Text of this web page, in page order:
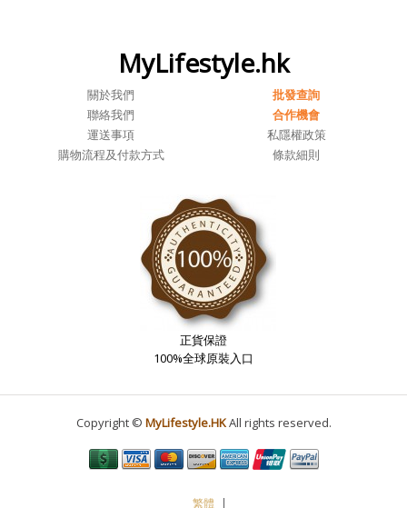
MyLifestyle.hk
關於我們
批發查詢
聯絡我們
合作機會
運送事項
私隱權政策
購物流程及付款方式
條款細則
正貨保證
100%全球原裝入口
Copyright © MyLifestyle.HKAll rights reserved.
繁體